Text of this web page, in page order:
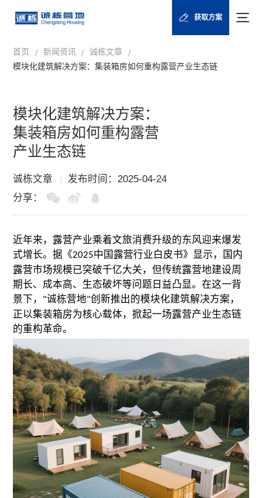
获取方案
首页 / 新闻资讯 / 诚栋文章 /
模块化建筑解决方案：集装箱房如何重构露营产业生态链
模块化建筑解决方案：
集装箱房如何重构露营
产业生态链
诚栋文章
发布时间：2025-04-24
分享：
近年来，露营产业乘着文旅消费升级的东风迎来爆发
式增长。据《2025中国露营行业白皮书》显示，国内
露营市场规模已突破千亿大关，但传统露营地建设周
期长、成本高、生态破坏等问题日益凸显。在这一背
景下， "诚栋营地"创新推出的模块化建筑解决方案，
正以集装箱房为核心载体，掀起一场露营产业生态链
的重构革命。